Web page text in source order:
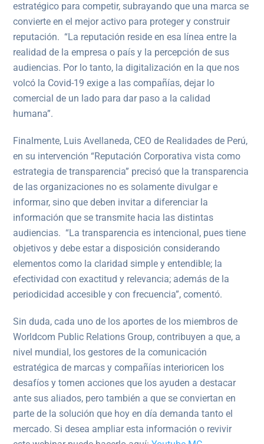
estratégico para competir, subrayando que una marca se
convierte en el mejor activo para proteger y construir
reputación. “La reputación reside en esa línea entre la
realidad de la empresa o país y la percepción de sus
audiencias. Por lo tanto, la digitalización en la que nos
volcó la Covid-19 exige a las compañías, dejar lo
comercial de un lado para dar paso a la calidad
humana”.
Finalmente, Luis Avellaneda, CEO de Realidades de Perú,
en su intervención “Reputación Corporativa vista como
estrategia de transparencia” precisó que la transparencia
de las organizaciones no es solamente divulgar e
informar, sino que deben invitar a diferenciar la
información que se transmite hacia las distintas
audiencias. “La transparencia es intencional, pues tiene
objetivos y debe estar a disposición considerando
elementos como la claridad simple y entendible; la
efectividad con exactitud y relevancia; además de la
periodicidad accesible y con frecuencia”, comentó.
Sin duda, cada uno de los aportes de los miembros de
Worldcom Public Relations Group, contribuyen a que, a
nivel mundial, los gestores de la comunicación
estratégica de marcas y compañías interioricen los
desafíos y tomen acciones que los ayuden a destacar
ante sus aliados, pero también a que se conviertan en
parte de la solución que hoy en día demanda tanto el
mercado. Si desea ampliar esta información o revivir